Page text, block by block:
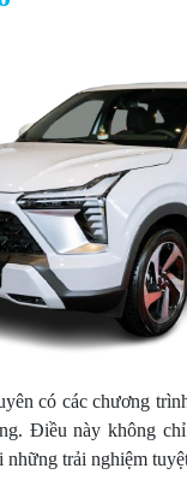
có các chương
Điều này không
những trải nghiệm